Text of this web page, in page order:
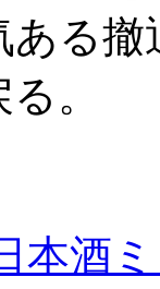
ある撤
。
本酒